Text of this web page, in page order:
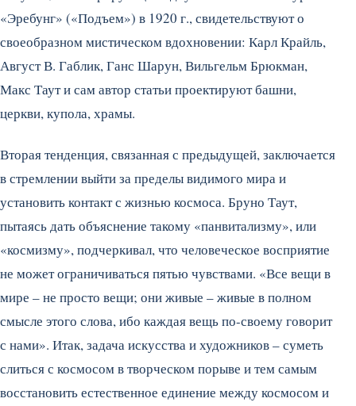
«Эребунг» («Подъем») в 1920 г., свидетельствуют о
своеобразном мистическом вдохновении: Карл Крайль,
Август В. Габлик, Ганс Шарун, Вильгельм Брюкман,
Макс Таут и сам автор статьи проектируют башни,
церкви, купола, храмы.
Вторая тенденция, связанная с предыдущей, заключается
в стремлении выйти за пределы видимого мира и
установить контакт с жизнью космоса. Бруно Таут,
пытаясь дать объяснение такому «панвитализму», или
«космизму», подчеркивал, что человеческое восприятие
не может ограничиваться пятью чувствами. «Все вещи в
мире – не просто вещи; они живые – живые в полном
смысле этого слова, ибо каждая вещь по-своему говорит
с нами». Итак, задача искусства и художников – суметь
слиться с космосом в творческом порыве и тем самым
восстановить естественное единение между космосом и